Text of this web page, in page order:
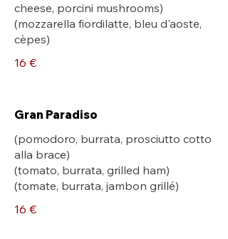
cheese, porcini mushrooms)
(mozzarella fiordilatte, bleu d'aoste,
cèpes)
16 €
Gran Paradiso
(pomodoro, burrata, prosciutto cotto
alla brace)
(tomato, burrata, grilled ham)
(tomate, burrata, jambon grillé)
16 €